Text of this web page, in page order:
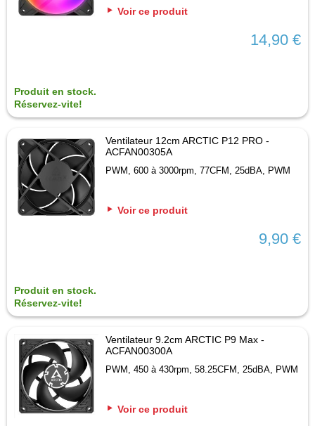
Voir ce produit
14,90 €
Produit en stock.
Réservez-vite!
Ventilateur 12cm ARCTIC P12 PRO -
ACFAN00305A
PWM, 600 à 3000rpm, 77CFM, 25dBA, PWM
Voir ce produit
9,90 €
Produit en stock.
Réservez-vite!
Ventilateur 9.2cm ARCTIC P9 Max -
ACFAN00300A
PWM, 450 à 430rpm, 58.25CFM, 25dBA, PWM
Voir ce produit